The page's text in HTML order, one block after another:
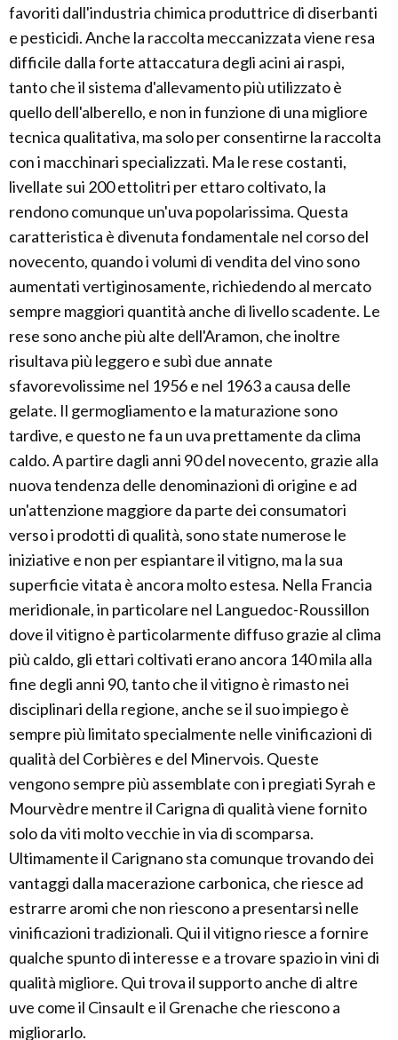
favoriti dall'industria chimica produttrice di diserbanti
e pesticidi. Anche la raccolta meccanizzata viene resa
difficile dalla forte attaccatura degli acini ai raspi,
tanto che il sistema d'allevamento più utilizzato è
quello dell'alberello, e non in funzione di una migliore
tecnica qualitativa, ma solo per consentirne la raccolta
con i macchinari specializzati. Ma le rese costanti,
livellate sui 200 ettolitri per ettaro coltivato, la
rendono comunque un'uva popolarissima. Questa
caratteristica è divenuta fondamentale nel corso del
novecento, quando i volumi di vendita del vino sono
aumentati vertiginosamente, richiedendo al mercato
sempre maggiori quantità anche di livello scadente. Le
rese sono anche più alte dell'Aramon, che inoltre
risultava più leggero e subì due annate
sfavorevolissime nel 1956 e nel 1963 a causa delle
gelate. Il germogliamento e la maturazione sono
tardive, e questo ne fa un uva prettamente da clima
caldo. A partire dagli anni 90 del novecento, grazie alla
nuova tendenza delle denominazioni di origine e ad
un'attenzione maggiore da parte dei consumatori
verso i prodotti di qualità, sono state numerose le
iniziative e non per espiantare il vitigno, ma la sua
superficie vitata è ancora molto estesa. Nella Francia
meridionale, in particolare nel Languedoc-Roussillon
dove il vitigno è particolarmente diffuso grazie al clima
più caldo, gli ettari coltivati erano ancora 140 mila alla
fine degli anni 90, tanto che il vitigno è rimasto nei
disciplinari della regione, anche se il suo impiego è
sempre più limitato specialmente nelle vinificazioni di
qualità del Corbières e del Minervois. Queste
vengono sempre più assemblate con i pregiati Syrah e
Mourvèdre mentre il Carigna di qualità viene fornito
solo da viti molto vecchie in via di scomparsa.
Ultimamente il Carignano sta comunque trovando dei
vantaggi dalla macerazione carbonica, che riesce ad
estrarre aromi che non riescono a presentarsi nelle
vinificazioni tradizionali. Qui il vitigno riesce a fornire
qualche spunto di interesse e a trovare spazio in vini di
qualità migliore. Qui trova il supporto anche di altre
uve come il Cinsault e il Grenache che riescono a
migliorarlo.